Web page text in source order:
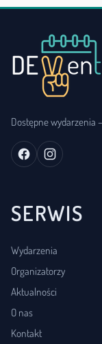
Dostępne wydarzenia
SERWIS
Wydarzenia
Organizatorzy
Aktualności
O nas
Kontakt